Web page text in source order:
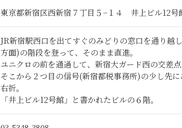
東京都新宿区西新宿７丁目５−１４ 井上ビル12号
JR新宿駅西口を出てすぐのみどりの窓口を通り越
方面)の階段を登って、そのまま直進。
ユニクロの前を通過して、新宿大ガード西の交差
そこから２つ目の信号(新宿都税事務所)の少し先
右折。
「井上ビル12号館」と書かれたビルの６階。